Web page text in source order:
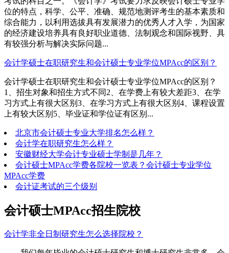
位的特点，科学、公平、准确、规范地测评考生的基本素质和
综合能力，以利用选拔具有发展潜力的优秀人才入学，为国家
的经济建设培养具有良好职业道德、法制观念和国际视野、具
有较强分析与解决实际问题...
会计学硕士在职研究生和会计硕士专业学位MPAcc的区别？
会计学硕士在职研究生和会计硕士专业学位MPAcc的区别？
1、招生对象和招生方式不同2、在学费上有较大差距3、在学
习方式上有很大区别3、在学习方式上有很大区别4、课程设置
上有较大区别5、毕业证和学位证有区别...
北京市会计硕士专业大学排名怎么样？
会计学在职研究生怎么样？
安徽财经大学会计专业硕士学制是几年？
会计硕士MPAcc学费各院校一览表？会计硕士专业学位
MPAcc学费
会计证考试的三个级别
会计硕士MPAcc招生院校
会计学非全日制研究生怎么选择院校？